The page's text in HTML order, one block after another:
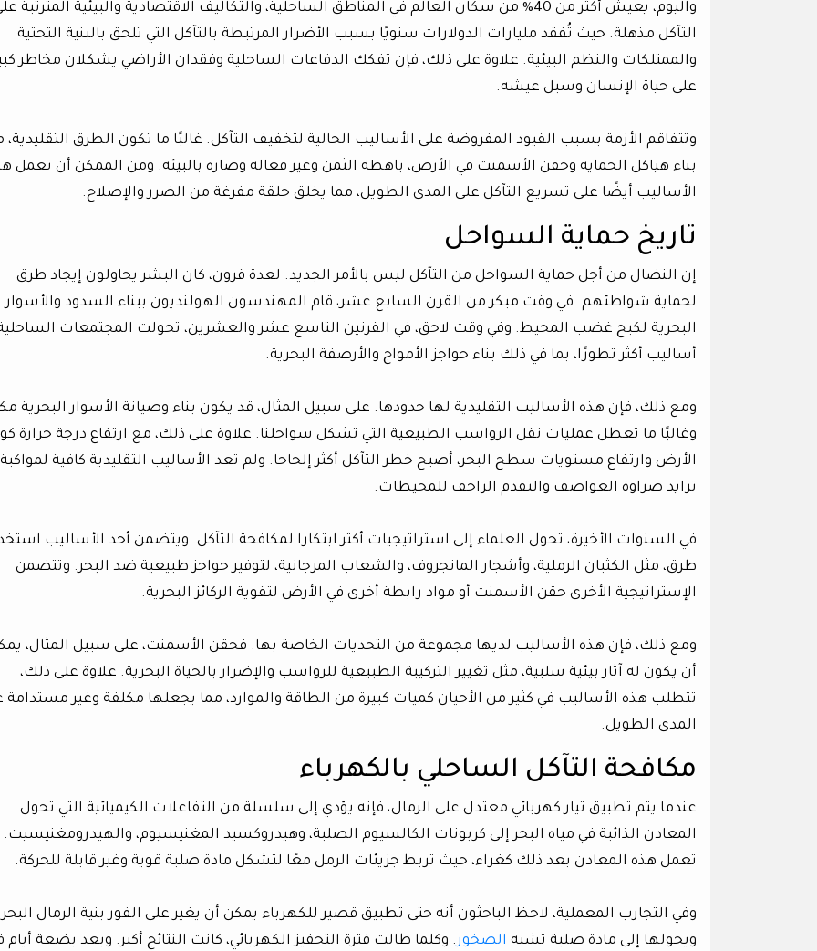
واليوم، يعيش أكثر من 40% من سكان العالم في المناطق الساحلية، والتكاليف الاقتصادية والبيئية المترتبة
التآكل مذهلة. حيث تُفقد مليارات الدولارات سنويًا بسبب الأضرار المرتبطة بالتآكل التي تلحق بالبنية التحتية
والممتلكات والنظم البيئية. علاوة على ذلك، فإن تفكك الدفاعات الساحلية وفقدان الأراضي يشكلان مخاطر
على حياة الإنسان وسبل عيشه.
وتتفاقم الأزمة بسبب القيود المفروضة على الأساليب الحالية لتخفيف التآكل. غالبًا ما تكون الطرق التقليدية،
بناء هياكل الحماية وحقن الأسمنت في الأرض، باهظة الثمن وغير فعالة وضارة بالبيئة. ومن الممكن أن تعمل
الأساليب أيضًا على تسريع التآكل على المدى الطويل، مما يخلق حلقة مفرغة من الضرر والإصلاح.
تاريخ حماية السواحل
إن النضال من أجل حماية السواحل من التآكل ليس بالأمر الجديد. لعدة قرون، كان البشر يحاولون إيجاد طرق
لحماية شواطئهم. في وقت مبكر من القرن السابع عشر، قام المهندسون الهولنديون ببناء السدود والأسوار
البحرية لكبح غضب المحيط. وفي وقت لاحق، في القرنين التاسع عشر والعشرين، تحولت المجتمعات
أساليب أكثر تطورًا، بما في ذلك بناء حواجز الأمواج والأرصفة البحرية.
ومع ذلك، فإن هذه الأساليب التقليدية لها حدودها. على سبيل المثال، قد يكون بناء وصيانة الأسوار البحرية
وغالبًا ما تعطل عمليات نقل الرواسب الطبيعية التي تشكل سواحلنا. علاوة على ذلك، مع ارتفاع درجة حرارة
الأرض وارتفاع مستويات سطح البحر، أصبح خطر التآكل أكثر إلحاحا. ولم تعد الأساليب التقليدية كافية لمواكبة
تزايد ضراوة العواصف والتقدم الزاحف للمحيطات.
في السنوات الأخيرة، تحول العلماء إلى استراتيجيات أكثر ابتكارا لمكافحة التآكل. ويتضمن أحد الأساليب
طرق، مثل الكثبان الرملية، وأشجار المانجروف، والشعاب المرجانية، لتوفير حواجز طبيعية ضد البحر. وتتضمن
الإستراتيجية الأخرى حقن الأسمنت أو مواد رابطة أخرى في الأرض لتقوية الركائز البحرية.
ومع ذلك، فإن هذه الأساليب لديها مجموعة من التحديات الخاصة بها. فحقن الأسمنت، على سبيل المثال،
أن يكون له آثار بيئية سلبية، مثل تغيير التركيبة الطبيعية للرواسب والإضرار بالحياة البحرية. علاوة على ذلك،
تتطلب هذه الأساليب في كثير من الأحيان كميات كبيرة من الطاقة والموارد، مما يجعلها مكلفة وغير مستدامة
المدى الطويل.
مكافحة التآكل الساحلي بالكهرباء
عندما يتم تطبيق تيار كهربائي معتدل على الرمال، فإنه يؤدي إلى سلسلة من التفاعلات الكيميائية التي تحول
المعادن الذائبة في مياه البحر إلى كربونات الكالسيوم الصلبة، وهيدروكسيد المغنيسيوم، والهيدرومغنيسيت.
تعمل هذه المعادن بعد ذلك كغراء، حيث تربط جزيئات الرمل معًا لتشكل مادة صلبة قوية وغير قابلة للحركة.
وفي التجارب المعملية، لاحظ الباحثون أنه حتى تطبيق قصير للكهرباء يمكن أن يغير على الفور بنية الرمال
ويحولها إلى مادة صلبة تشبه الصخور. وكلما طالت فترة التحفيز الكهربائي، كانت النتائج أكبر. وبعد بضعة